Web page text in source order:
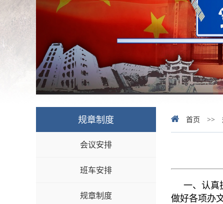
规章制度
会议安排
班车安排
规章制度
首页 >>
一、认真
做好各项办